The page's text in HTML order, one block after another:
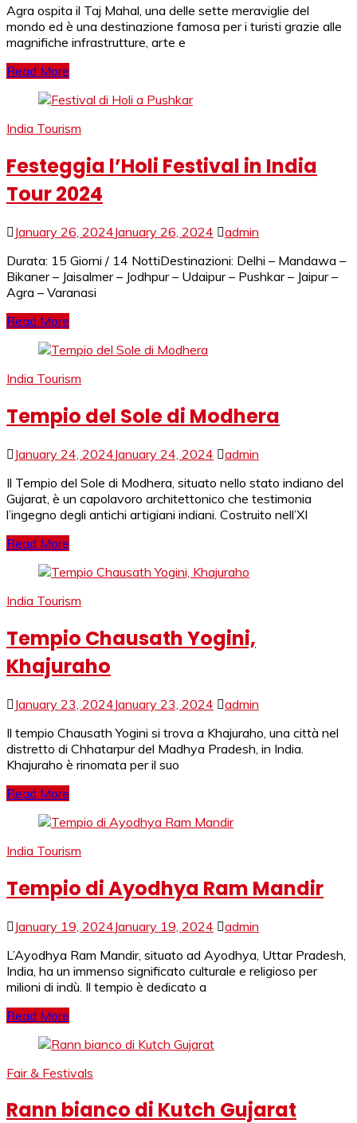
Agra ospita il Taj Mahal, una delle sette meraviglie del
mondo ed è una destinazione famosa per i turisti grazie alle
magnifiche infrastrutture, arte e
Read More
India Tourism
Festeggia l’Holi Festival in India
Tour 2024
January 26, 2024January 26, 2024
admin
Durata: 15 Giorni / 14 NottiDestinazioni: Delhi – Mandawa –
Bikaner – Jaisalmer – Jodhpur – Udaipur – Pushkar – Jaipur –
Agra – Varanasi
Read More
India Tourism
Tempio del Sole di Modhera
January 24, 2024January 24, 2024
admin
Il Tempio del Sole di Modhera, situato nello stato indiano del
Gujarat, è un capolavoro architettonico che testimonia
l’ingegno degli antichi artigiani indiani. Costruito nell’XI
Read More
India Tourism
Tempio Chausath Yogini,
Khajuraho
January 23, 2024January 23, 2024
admin
Il tempio Chausath Yogini si trova a Khajuraho, una città nel
distretto di Chhatarpur del Madhya Pradesh, in India.
Khajuraho è rinomata per il suo
Read More
India Tourism
Tempio di Ayodhya Ram Mandir
January 19, 2024January 19, 2024
admin
L’Ayodhya Ram Mandir, situato ad Ayodhya, Uttar Pradesh,
India, ha un immenso significato culturale e religioso per
milioni di indù. Il tempio è dedicato a
Read More
Fair & Festivals
Rann bianco di Kutch Gujarat